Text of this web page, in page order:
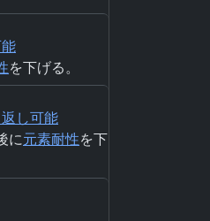
を下げる。
し可能
に元素耐性を下